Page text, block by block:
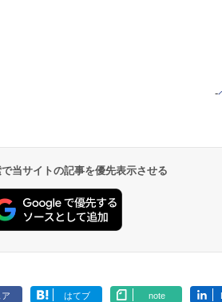
-
当サイトの記事を優先表示させる
ア はてブ note